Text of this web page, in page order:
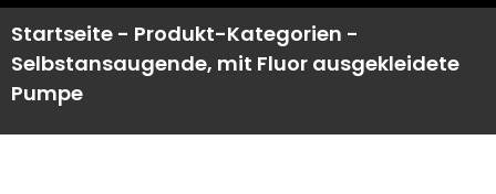
Startseite - Produkt-Kategorien -
Selbstansaugende, mit Fluor ausgekleidete
Pumpe